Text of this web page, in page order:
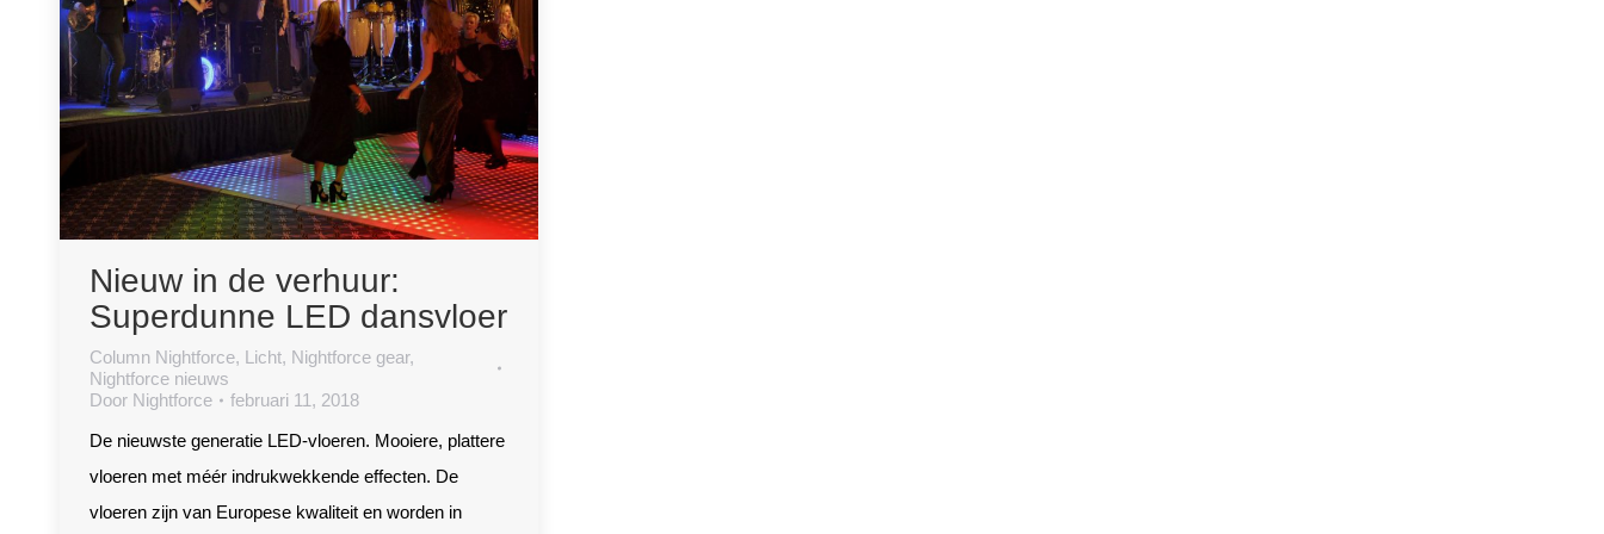
Nieuw in de verhuur:
Superdunne LED dansvloer
Column Nightforce, Licht, Nightforce gear,
Nightforce nieuws
Door Nightforce
februari 11, 2018
De nieuwste generatie LED-vloeren. Mooiere, plattere
vloeren met méér indrukwekkende effecten. De
vloeren zijn van Europese kwaliteit en worden in